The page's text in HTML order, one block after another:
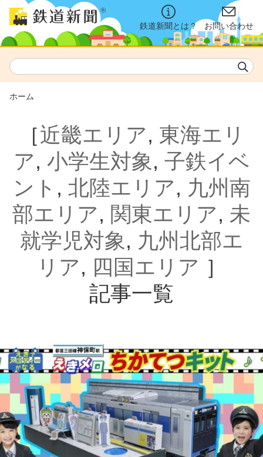
鉄道新聞とは？ お問い合わせ
ホーム
［近畿エリア, 東海エリ
ア, 小学生対象, 子鉄イベ
ント , 北陸エリア, 九州南
部エリア, 関東エリア, 未
就学児対象, 九州北部エ
リア, 四国エリア ］
記事一覧